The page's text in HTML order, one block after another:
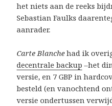
het niets aan de reeks
Sebastian Faulks
aanrader.
Carte Blanche had ik
decentrale backup –het
versie, en 7 GBP in
besteld (en vanochtend
versie ondertussen